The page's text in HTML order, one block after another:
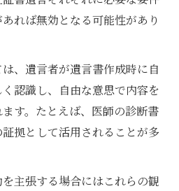
れば無効となる可能性があり
、遺言者が遺言書作成時に自
認識し、自由な意思で内容を
す。たとえば、医師の診断書
拠として活用されることが多
主張する場合にはこれらの観